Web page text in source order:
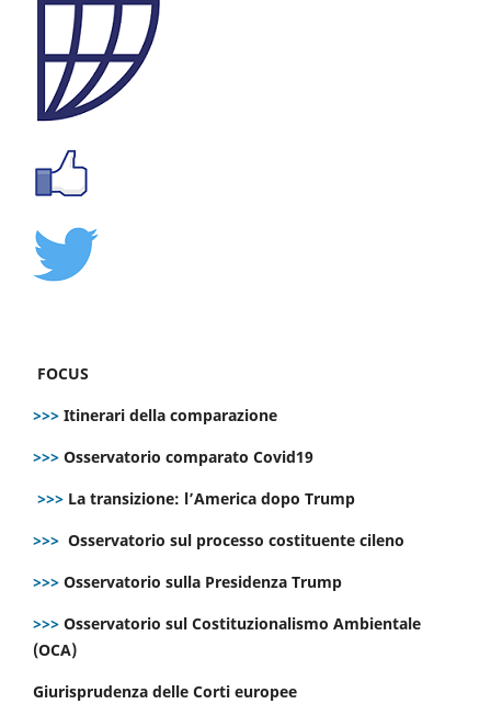
FOCUS
>>> Itinerari della comparazione
>>> Osservatorio comparato Covid19
>>> La transizione: l’America dopo Trump
>>> Osservatorio sul processo costituente cileno
>>> Osservatorio sulla Presidenza Trump
>>> Osservatorio sul Costituzionalismo Ambientale
(OCA)
Giurisprudenza delle Corti europee